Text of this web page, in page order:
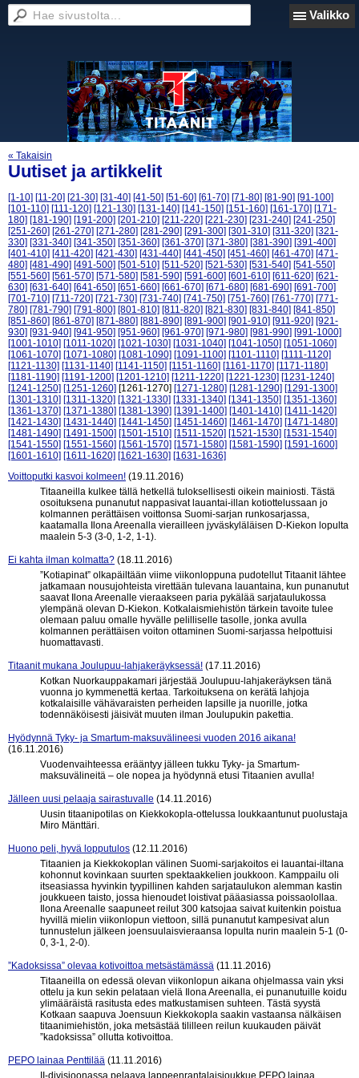
Valikko
« Takaisin
Uutiset ja artikkelit
[1-10] [11-20] [21-30] [31-40] [41-50] [51-60] [61-70] [71-80] [81-90] [91-100]
[101-110] [111-120] [121-130] [131-140] [141-150] [151-160] [161-170] [171-
180] [181-190] [191-200] [201-210] [211-220] [221-230] [231-240] [241-250]
[251-260] [261-270] [271-280] [281-290] [291-300] [301-310] [311-320] [321-
330] [331-340] [341-350] [351-360] [361-370] [371-380] [381-390] [391-400]
[401-410] [411-420] [421-430] [431-440] [441-450] [451-460] [461-470] [471-
480] [481-490] [491-500] [501-510] [511-520] [521-530] [531-540] [541-550]
[551-560] [561-570] [571-580] [581-590] [591-600] [601-610] [611-620] [621-
630] [631-640] [641-650] [651-660] [661-670] [671-680] [681-690] [691-700]
[701-710] [711-720] [721-730] [731-740] [741-750] [751-760] [761-770] [771-
780] [781-790] [791-800] [801-810] [811-820] [821-830] [831-840] [841-850]
[851-860] [861-870] [871-880] [881-890] [891-900] [901-910] [911-920] [921-
930] [931-940] [941-950] [951-960] [961-970] [971-980] [981-990] [991-1000]
[1001-1010] [1011-1020] [1021-1030] [1031-1040] [1041-1050] [1051-1060]
[1061-1070] [1071-1080] [1081-1090] [1091-1100] [1101-1110] [1111-1120]
[1121-1130] [1131-1140] [1141-1150] [1151-1160] [1161-1170] [1171-1180]
[1181-1190] [1191-1200] [1201-1210] [1211-1220] [1221-1230] [1231-1240]
[1241-1250] [1251-1260] [1261-1270] [1271-1280] [1281-1290] [1291-1300]
[1301-1310] [1311-1320] [1321-1330] [1331-1340] [1341-1350] [1351-1360]
[1361-1370] [1371-1380] [1381-1390] [1391-1400] [1401-1410] [1411-1420]
[1421-1430] [1431-1440] [1441-1450] [1451-1460] [1461-1470] [1471-1480]
[1481-1490] [1491-1500] [1501-1510] [1511-1520] [1521-1530] [1531-1540]
[1541-1550] [1551-1560] [1561-1570] [1571-1580] [1581-1590] [1591-1600]
[1601-1610] [1611-1620] [1621-1630] [1631-1636]
Voittoputki kasvoi kolmeen! (19.11.2016)
Titaaneilla kulkee tällä hetkellä tuloksellisesti oikein mainiosti. Tästä
osoituksena punanutut nappasivat lauantai-illan kotiottelussaan jo
kolmannen perättäisen voittonsa Suomi-sarjan runkosarjassa,
kaatamalla Ilona Areenalla vierailleen jyväskyläläisen D-Kiekon lopulta
maalein 5-3 (3-0, 1-2, 1-1).
Ei kahta ilman kolmatta? (18.11.2016)
”Kotiapinat” olkapäiltään viime viikonloppuna pudotellut Titaanit lähtee
jatkamaan nousujohteista virettään tulevana lauantaina, kun punanutut
saavat Ilona Areenalle vieraakseen paria pykälää sarjataulukossa
ylempänä olevan D-Kiekon. Kotkalaismiehistön tärkein tavoite tulee
olemaan paluu omalle hyvälle pelilliselle tasolle, jonka avulla
kolmannen perättäisen voiton ottaminen Suomi-sarjassa helpottuisi
huomattavasti.
Titaanit mukana Joulupuu-lahjakeräyksessä! (17.11.2016)
Kotkan Nuorkauppakamari järjestää Joulupuu-lahjakeräyksen tänä
vuonna jo kymmenettä kertaa. Tarkoituksena on kerätä lahjoja
kotkalaisille vähävaraisten perheiden lapsille ja nuorille, jotka
todennäköisesti jäisivät muuten ilman Joulupukin pakettia.
Hyödynnä Tyky- ja Smartum-maksuvälineesi vuoden 2016 aikana!
(16.11.2016)
Vuodenvaihteessa erääntyy jälleen tukku Tyky- ja Smartum-
maksuvälineitä – ole nopea ja hyödynnä etusi Titaanien avulla!
Jälleen uusi pelaaja sairastuvalle (14.11.2016)
Uusin titaanipotilas on Kiekkokopla-ottelussa loukkaantunut puolustaja
Miro Mänttäri.
Huono peli, hyvä lopputulos (12.11.2016)
Titaanien ja Kiekkokoplan välinen Suomi-sarjakoitos ei lauantai-iltana
kohonnut kovinkaan suurten spektaakkelien joukkoon. Kamppailu oli
itseasiassa hyvinkin tyypillinen kahden sarjataulukon alemman kastin
joukkueen taisto, jossa hienoudet loistivat pääasiassa poissaolollaa.
Ilona Areenalle saapuneet reilut 300 katsojaa saivat kuitenkin poistua
hyvillä mielin viikonlopun viettoon, sillä punanutut kampesivat alun
tunnustelun jälkeen joensuulaisvieraansa lopulta nurin maalein 5-1 (0-
0, 3-1, 2-0).
”Kadoksissa” olevaa kotivoittoa metsästämässä (11.11.2016)
Titaaneilla on edessä olevan viikonlopun aikana ohjelmassa vain yksi
ottelu ja kun sekin pelataan vielä Ilona Areenalla, ei punanutuille koidu
ylimääräistä rasitusta edes matkustamisen suhteen. Tästä syystä
Kotkaan saapuva Joensuun Kiekkokopla saakin vastaansa nälkäisen
titaanimiehistön, joka metsästää tililleen reilun kuukauden päivät
”kadoksissa” ollutta kotivoittoa.
PEPO lainaa Penttilää (11.11.2016)
II-divisioonassa pelaava lappeenrantalaisjoukkue PEPO lainaa